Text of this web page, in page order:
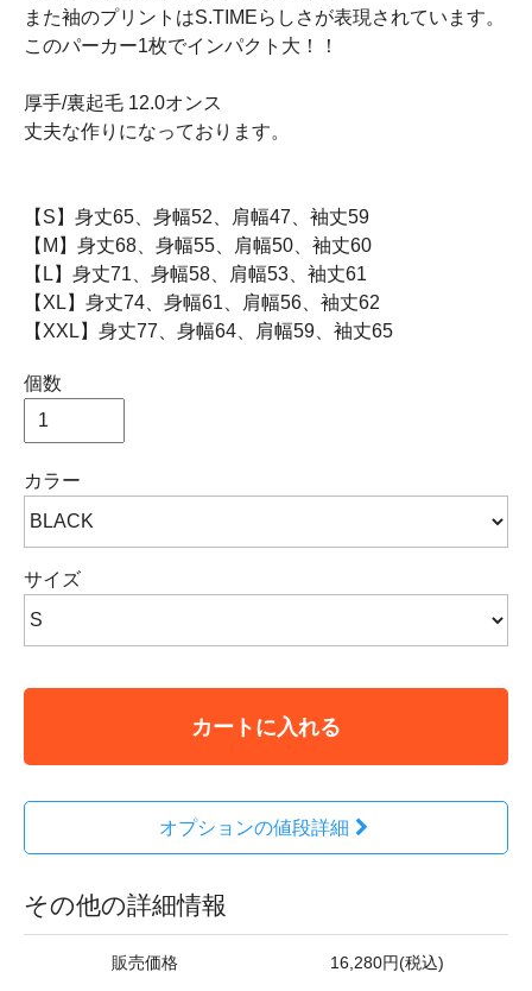
また袖のプリントはS.TIMEらしさが表現されています。
このパーカー1枚でインパクト大！！
厚手/裏起毛 12.0オンス
丈夫な作りになっております。
【S】身丈65、身幅52、肩幅47、袖丈59
【M】身丈68、身幅55、肩幅50、袖丈60
【L】身丈71、身幅58、肩幅53、袖丈61
【XL】身丈74、身幅61、肩幅56、袖丈62
【XXL】身丈77、身幅64、肩幅59、袖丈65
個数
カラー
サイズ
カートに入れる
オプションの値段詳細
その他の詳細情報
販売価格 16,280円(税込)